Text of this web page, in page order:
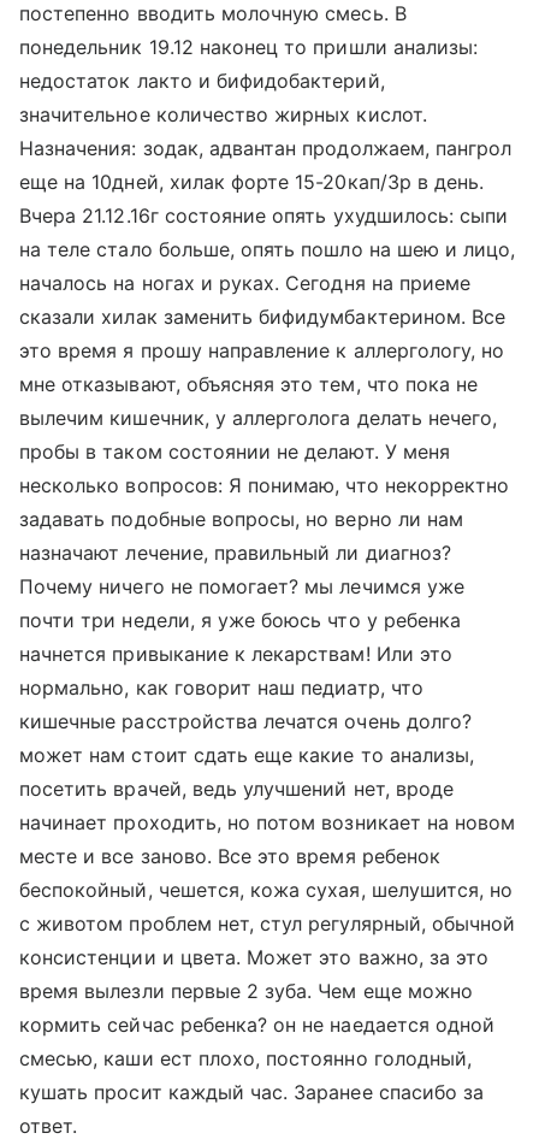
постепенно вводить молочную смесь. В
понедельник 19.12 наконец то пришли анализы:
недостаток лакто и бифидобактерий,
значительное количество жирных кислот.
Назначения: зодак, адвантан продолжаем, пангрол
еще на 10дней, хилак форте 15-20кап/3р в день.
Вчера 21.12.16г состояние опять ухудшилось: сыпи
на теле стало больше, опять пошло на шею и лицо,
началось на ногах и руках. Сегодня на приеме
сказали хилак заменить бифидумбактерином. Все
это время я прошу направление к аллергологу, но
мне отказывают, объясняя это тем, что пока не
вылечим кишечник, у аллерголога делать нечего,
пробы в таком состоянии не делают. У меня
несколько вопросов: Я понимаю, что некорректно
задавать подобные вопросы, но верно ли нам
назначают лечение, правильный ли диагноз?
Почему ничего не помогает? мы лечимся уже
почти три недели, я уже боюсь что у ребенка
начнется привыкание к лекарствам! Или это
нормально, как говорит наш педиатр, что
кишечные расстройства лечатся очень долго?
может нам стоит сдать еще какие то анализы,
посетить врачей, ведь улучшений нет, вроде
начинает проходить, но потом возникает на новом
месте и все заново. Все это время ребенок
беспокойный, чешется, кожа сухая, шелушится, но
с животом проблем нет, стул регулярный, обычной
консистенции и цвета. Может это важно, за это
время вылезли первые 2 зуба. Чем еще можно
кормить сейчас ребенка? он не наедается одной
смесью, каши ест плохо, постоянно голодный,
кушать просит каждый час. Заранее спасибо за
ответ.